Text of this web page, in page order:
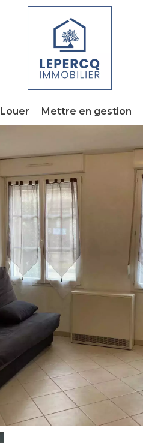
Louer Mettre en gestion